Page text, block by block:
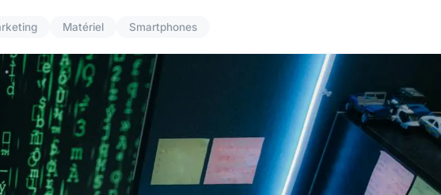
Matériel Smartphones